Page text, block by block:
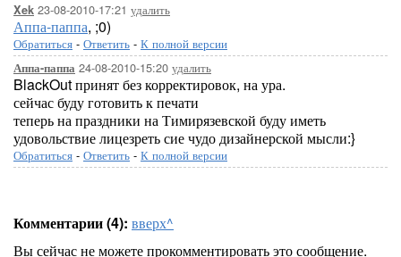
Xek 23-08-2010-17:21 удалить
Аппа-паппа, ;0)
Обратиться - Ответить - К полной версии
Аппа-паппа 24-08-2010-15:20 удалить
BlackOut принят без корректировок, на ура.
сейчас буду готовить к печати
теперь на праздники на Тимирязевской буду иметь
удовольствие лицезреть сие чудо дизайнерской мысли:}
Обратиться - Ответить - К полной версии
Комментарии (4): вверх^
Вы сейчас не можете прокомментировать это сообщение.